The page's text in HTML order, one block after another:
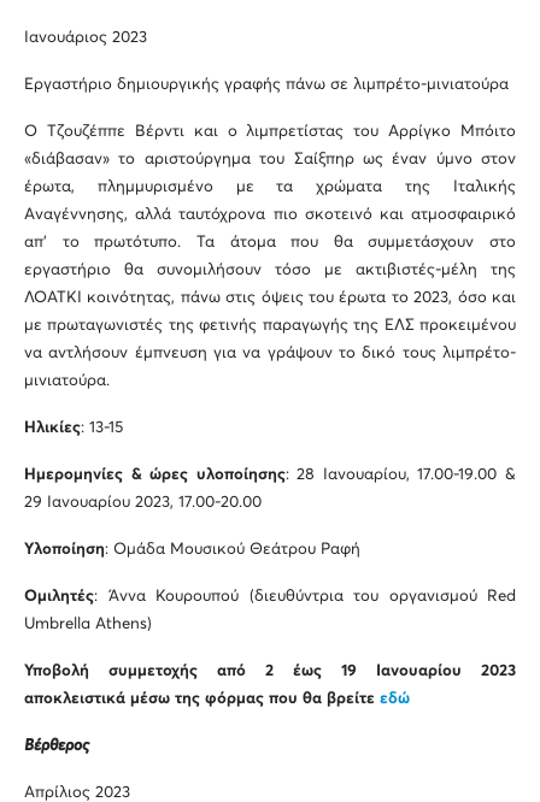
Ιανουάριος 2023
Εργαστήριο δημιουργικής γραφής πάνω σε λιμπρέτο-μινιατούρα
Ο Τζουζέππε Βέρντι και ο λιμπρετίστας του Αρρίγκο Μπόιτο
«διάβασαν» το αριστούργημα του Σαίξπηρ ως έναν ύμνο στον
έρωτα, πλημμυρισμένο με τα χρώματα της Ιταλικής
Αναγέννησης, αλλά ταυτόχρονα πιο σκοτεινό και ατμοσφαιρικό
απ’ το πρωτότυπο. Τα άτομα που θα συμμετάσχουν στο
εργαστήριο θα συνομιλήσουν τόσο με ακτιβιστές-μέλη της
ΛΟΑΤΚΙ κοινότητας, πάνω στις όψεις του έρωτα το 2023, όσο και
με πρωταγωνιστές της φετινής παραγωγής της ΕΛΣ προκειμένου
να αντλήσουν έμπνευση για να γράψουν το δικό τους λιμπρέτο-
μινιατούρα.
Ηλικίες: 13-15
Ημερομηνίες & ώρες υλοποίησης: 28 Ιανουαρίου, 17.00-19.00 &
29 Ιανουαρίου 2023, 17.00-20.00
Υλοποίηση: Ομάδα Μουσικού Θεάτρου Ραφή
Ομιλητές: Άννα Κουρουπού (διευθύντρια του οργανισμού Red
Umbrella Athens)
Υποβολή συμμετοχής από 2 έως 19 Ιανουαρίου 2023
αποκλειστικά μέσω της φόρμας που θα βρείτε εδώ
Βέρθερος
Απρίλιος 2023